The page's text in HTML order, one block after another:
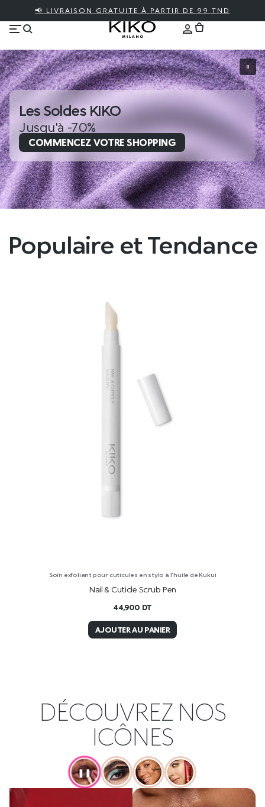
📢 LIVRAISON GRATUITE À PARTIR DE 99 TND
Les Soldes KIKO
Jusqu'à -70%
COMMENCEZ VOTRE SHOPPING
Populaire et Tendance
Soin exfoliant pour cuticules en stylo à l’huile de Kukui
Nail & Cuticle Scrub Pen
44,900 DT
AJOUTER AU PANIER
DÉCOUVREZ NOS
ICÔNES
❚❚